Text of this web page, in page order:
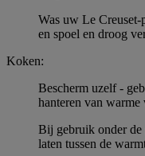
Was uw Le
en spoel en droog
Koken:
Bescherm uzelf -
hanteren van warme
Bij gebruik onder
laten tussen de